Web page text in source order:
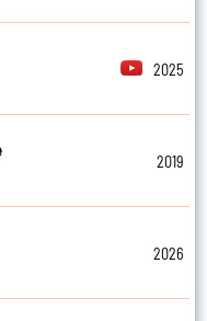
2025
2019
2026